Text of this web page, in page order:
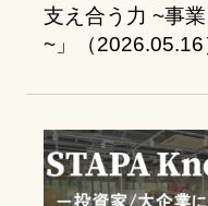
支え合う力 ~事
~」（2026.05.16